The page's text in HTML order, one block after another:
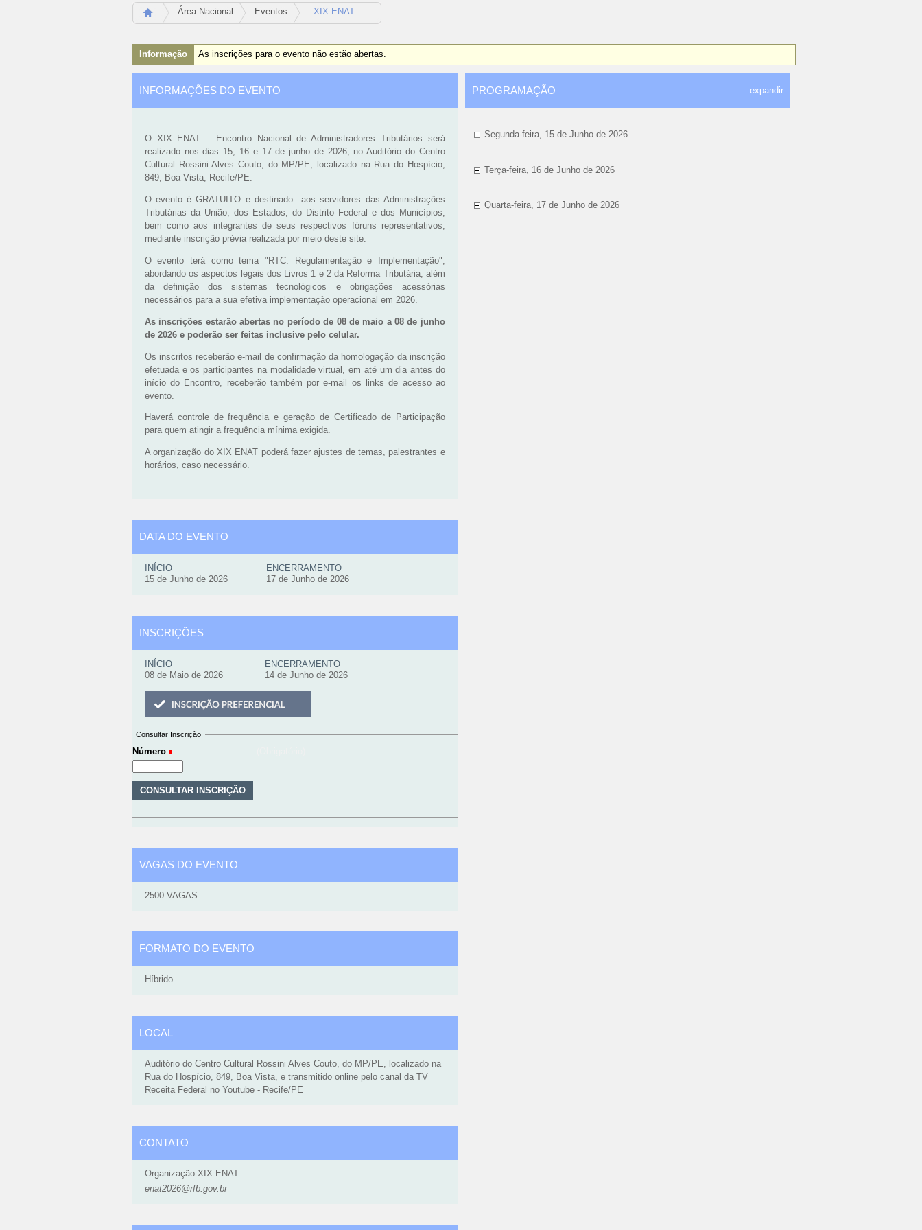
Área Nacional Eventos XIX ENAT
Informação As inscrições para o evento não estão abertas.
INFORMAÇÕES DO EVENTO
O XIX ENAT – Encontro Nacional de Administradores Tributários será
realizado nos dias 15, 16 e 17 de junho de 2026, no Auditório do Centro
Cultural Rossini Alves Couto, do MP/PE, localizado na Rua do Hospício,
849, Boa Vista, Recife/PE.
O evento é GRATUITO e destinado aos servidores das Administrações
Tributárias da União, dos Estados, do Distrito Federal e dos Municípios,
bem como aos integrantes de seus respectivos fóruns representativos,
mediante inscrição prévia realizada por meio deste site.
O evento terá como tema "RTC: Regulamentação e Implementação",
abordando os aspectos legais dos Livros 1 e 2 da Reforma Tributária, além
da definição dos sistemas tecnológicos e obrigações acessórias
necessários para a sua efetiva implementação operacional em 2026.
As inscrições estarão abertas no período de 08 de maio a 08 de junho
de 2026 e poderão ser feitas inclusive pelo celular.
Os inscritos receberão e-mail de confirmação da homologação da inscrição
efetuada e os participantes na modalidade virtual, em até um dia antes do
início do Encontro, receberão também por e-mail os links de acesso ao
evento.
Haverá controle de frequência e geração de Certificado de Participação
para quem atingir a frequência mínima exigida.
A organização do XIX ENAT poderá fazer ajustes de temas, palestrantes e
horários, caso necessário.
DATA DO EVENTO
INÍCIO
15 de Junho de 2026
ENCERRAMENTO
17 de Junho de 2026
INSCRIÇÕES
INÍCIO
08 de Maio de 2026
ENCERRAMENTO
14 de Junho de 2026
Consultar Inscrição
Número
VAGAS DO EVENTO
2500VAGAS
FORMATO DO EVENTO
Híbrido
LOCAL
Auditório do Centro Cultural Rossini Alves Couto, do MP/PE, localizado na
Rua do Hospício, 849, Boa Vista, e transmitido online pelo canal da TV
Receita Federal no Youtube - Recife/PE
CONTATO
Organização XIX ENAT
enat2026@rfb.gov.br
PROGRAMAÇÃO expandir
Segunda-feira, 15 de Junho de 2026
Terça-feira, 16 de Junho de 2026
Quarta-feira, 17 de Junho de 2026